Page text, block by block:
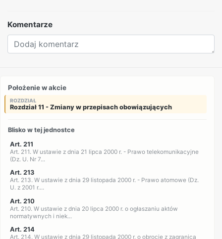
Komentarze
Położenie w akcie
ROZDZIAŁ
Rozdział 11 - Zmiany w przepisach obowiązujących
Blisko w tej jednostce
Art. 211
Art. 211. W ustawie z dnia 21 lipca 2000 r. - Prawo telekomunikacyjne
(Dz. U. Nr 7...
Art. 213
Art. 213. W ustawie z dnia 29 listopada 2000 r. - Prawo atomowe (Dz.
U. z 2001 r....
Art. 210
Art. 210. W ustawie z dnia 20 lipca 2000 r. o ogłaszaniu aktów
normatywnych i niek...
Art. 214
Art. 214. W ustawie z dnia 29 listopada 2000 r. o obrocie z zagranicą